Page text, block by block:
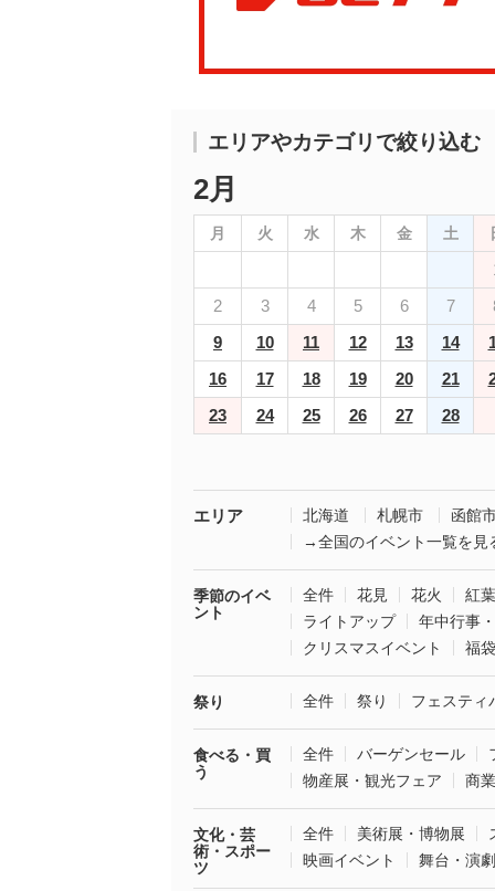
エリアやカテゴリで絞り込む
2月
月 火 水 木 金 土
2
3 4 5 6 7
9
10 11 12 13 14
16
17 18 19 20 21
23
24 25 26 27 28
エリア 北海道 札幌市
函館
→全国のイベント一覧を見
季節のイベ
ント
全件 花見 花火
紅葉
ライトアップ
年中行事
クリスマスイベント
福
祭り 全件 祭り フェスティ
食べる・買
う
全件 バーゲンセール
物産展・観光フェア
商
文化・芸
術・スポー
ツ
全件 美術展・博物展
映画イベント
舞台・演劇